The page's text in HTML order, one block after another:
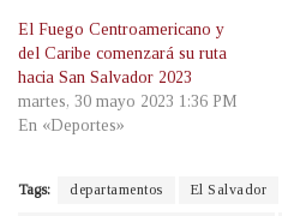
El Fuego Centroamericano y
del Caribe comenzará su ruta
hacia San Salvador 2023
martes, 30 mayo 2023 1:36 PM
En «Deportes»
Tags: departamentos El Salvador